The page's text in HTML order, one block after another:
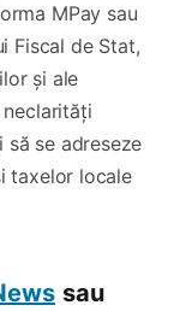
MPay sau
Fiscal de Stat,
și ale
se adreseze
taxelor locale
sau